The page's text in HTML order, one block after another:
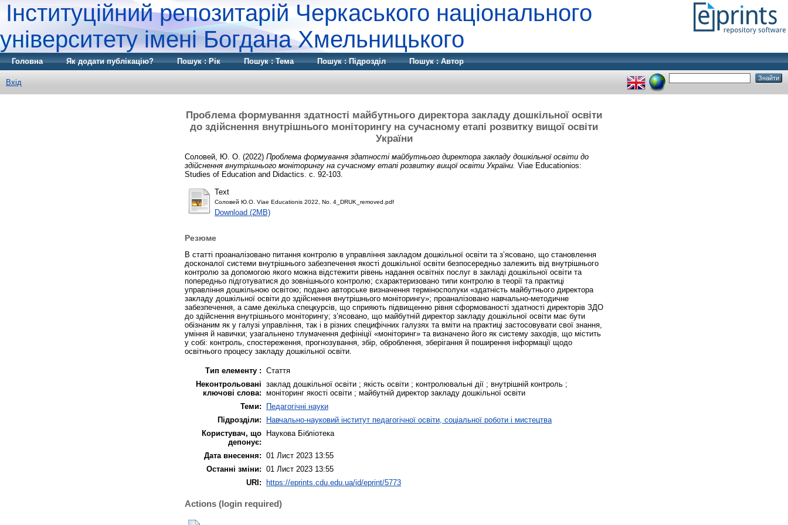
Інституційний репозитарій Черкаського національного
університету імені Богдана Хмельницького
Головна Як додати публікацію? Пошук : Рік Пошук : Тема Пошук : Підрозділ Пошук : Автор
Вхід
Проблема формування здатності майбутнього директора закладу дошкільної освіти
до здійснення внутрішнього моніторингу на сучасному етапі розвитку вищої освіти
України
Соловей, Ю. О. (2022) Проблема формування здатності майбутнього директора закладу дошкільної освіти до
здійснення внутрішнього моніторингу на сучасному етапі розвитку вищої освіти України. Viae Educationios:
Studies of Education and Didactics. с. 92-103.
Text
Соловей Ю.О. Viae Educationis 2022, No. 4_DRUK_removed.pdf
Download (2MB)
Резюме
В статті проаналізовано питання контролю в управління закладом дошкільної освіти та з’ясовано, що становлення
досконалої системи внутрішнього забезпечення якості дошкільної освіти безпосередньо залежить від внутрішнього
контролю за допомогою якого можна відстежити рівень надання освітніх послуг в закладі дошкільної освіти та
попередньо підготуватися до зовнішнього контролю; схарактеризовано типи контролю в теорії та практиці
управління дошкільною освітою; подано авторське визначення терміносполуки «здатність майбутнього директора
закладу дошкільної освіти до здійснення внутрішнього моніторингу»; проаналізовано навчально-методичне
забезпечення, а саме декілька спецкурсів, що сприяють підвищенню рівня сформованості здатності директорів ЗДО
до здійснення внутрішнього моніторингу; з’ясовано, що майбутній директор закладу дошкільної освіти має бути
обізнаним як у галузі управління, так і в різних специфічних галузях та вміти на практиці застосовувати свої знання,
уміння й навички; узагальнено тлумачення дефініції «моніторинг» та визначено його як систему заходів, що містить
у собі: контроль, спостереження, прогнозування, збір, оброблення, зберігання й поширення інформації щодо
освітнього процесу закладу дошкільної освіти.
Тип елементу : Стаття
Неконтрольовані
ключові слова:
заклад дошкільної освіти ; якість освіти ; контролювальні дії ; внутрішній контроль ;
моніторинг якості освіти ; майбутній директор закладу дошкільної освіти
Теми:
Педагогічні науки
Підрозділи:
Навчально-науковий інститут педагогічної освіти, соціальної роботи і мистецтва
Користувач, що
депонує:
Наукова Бібліотека
Дата внесення: 01 Лист 2023 13:55
Останні зміни: 01 Лист 2023 13:55
URI: https://eprints.cdu.edu.ua/id/eprint/5773
Actions (login required)